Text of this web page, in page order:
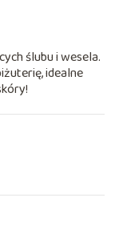
ślubu i wesela.
idealne